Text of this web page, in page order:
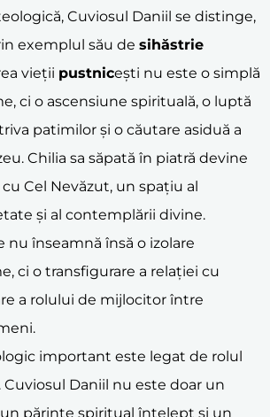
Cuviosul Daniil se distinge,
exemplul său de sihăstrie
vieții pustnicești nu este o simplă
ci o ascensiune spirituală, o luptă
patimilor și o căutare asiduă a
Chilia sa săpată în piatră devine
Cel Nevăzut, un spațiu al
și al contemplării divine.
nu înseamnă însă o izolare
ci o transfigurare a relației cu
a rolului de mijlocitor între
important este legat de rolul
Daniil nu este doar un
un părinte spiritual înțelept și un